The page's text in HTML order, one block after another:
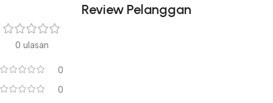
Review Pelanggan
0 ulasan
0
0